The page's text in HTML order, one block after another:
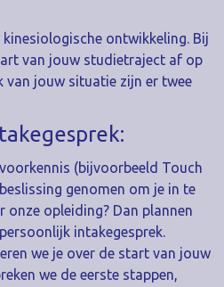
ontwikkeling. Bij
van jouw studietraject af op
van jouw situatie zijn er twee
(bijvoorbeeld Touch
genomen om je in te
opleiding? Dan plannen
intakegesprek.
we je over de start van jouw
we de eerste stappen,